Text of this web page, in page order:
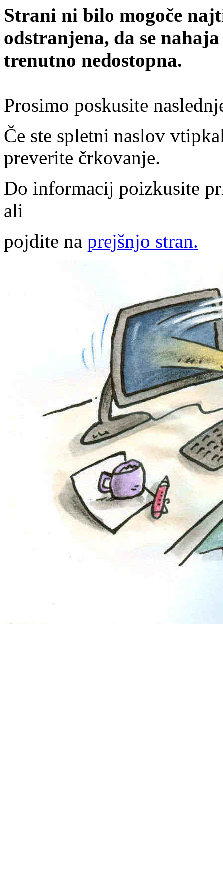
Strani ni bilo mogoče
odstranjena, da se
trenutno nedostopna.
Prosimo poskusite
Če ste spletni naslov
preverite črkovanje.
Do informacij poizkusite
ali
pojdite na prejšnjo stran.